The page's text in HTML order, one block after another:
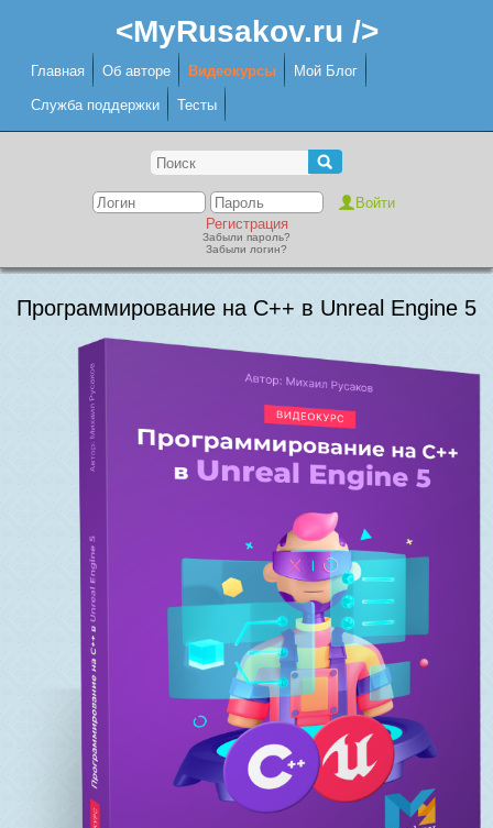
<MyRusakov.ru />
Главная Об авторе Видеокурсы Мой Блог
Служба поддержки Тесты
Регистрация
Забыли пароль?
Забыли логин?
Программирование на C++ в Unreal Engine 5